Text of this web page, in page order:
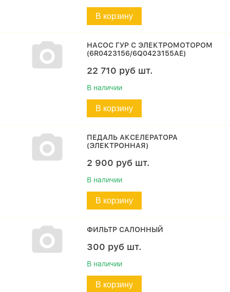
В корзину
НАСОС ГУР С ЭЛЕКТРОМОТОРОМ
(6R0423156/6Q0423155AE)
22 710 руб шт.
В наличии
В корзину
ПЕДАЛЬ АКСЕЛЕРАТОРА
(ЭЛЕКТРОННАЯ)
2 900 руб шт.
В наличии
В корзину
ФИЛЬТР САЛОННЫЙ
300 руб шт.
В наличии
В корзину